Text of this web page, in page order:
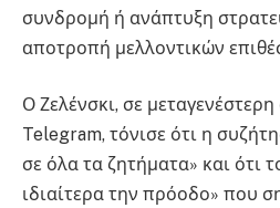
συνδρομή ή ανάπτυξη
αποτροπή μελλοντικών
Ο Ζελένσκι, σε
Telegram, τόνισε ότι η
σε όλα τα ζητήματα» και ότι
ιδιαίτερα την πρόοδο» που